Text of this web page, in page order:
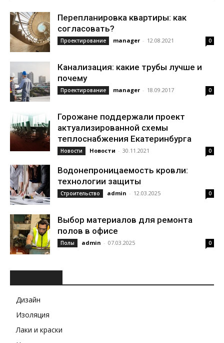
Перепланировка квартиры: как
согласовать?
Проектирование manager - 12.08.2021 0
Канализация: какие трубы лучше и
почему
Проектирование manager - 18.09.2017 0
Горожане поддержали проект
актуализированной схемы
теплоснабжения Екатеринбурга
Новости Новости - 30.11.2021 0
Водонепроницаемость кровли:
технологии защиты
Строительство admin - 12.03.2025 0
Выбор материалов для ремонта
полов в офисе
Полы admin - 07.03.2025 0
Дизайн
Изоляция
Лаки и краски